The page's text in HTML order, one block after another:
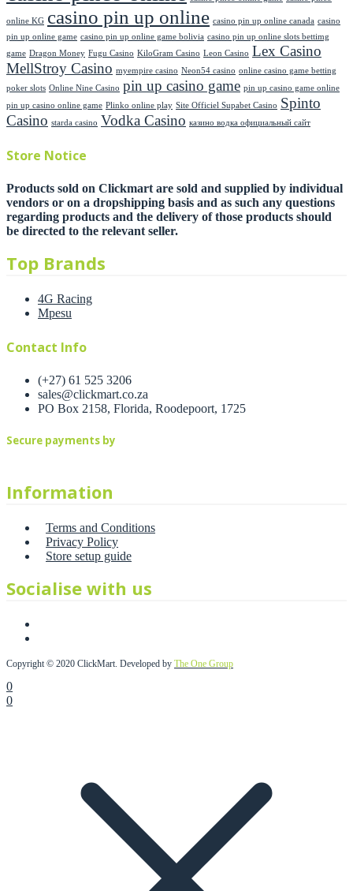
online KG casino pin up online casino pin up online canada casino
pin up online game casino pin up online game bolivia casino pin up online slots bettimg
game Dragon Money Fugu Casino KiloGram Casino Leon Casino Lex Casino
MellStroy Casino myempire casino Neon54 casino online casino game betting
poker slots Online Nine Casino pin up casino game pin up casino game online
pin up casino online game Plinko online play Site Officiel Supabet Casino Spinto
Casino starda casino Vodka Casino казино водка официальный сайт
Store Notice
Products sold on Clickmart are sold and supplied by individual
vendors or on a dropshipping basis and as such any questions
regarding products and the delivery of those products should
be directed to the relevant seller.
Top Brands
4G Racing
Mpesu
Contact Info
(+27) 61 525 3206
sales@clickmart.co.za
PO Box 2158, Florida, Roodepoort, 1725
Secure payments by
Information
Terms and Conditions
Privacy Policy
Store setup guide
Socialise with us
Copyright © 2020 ClickMart. Developed by The One Group
0
0